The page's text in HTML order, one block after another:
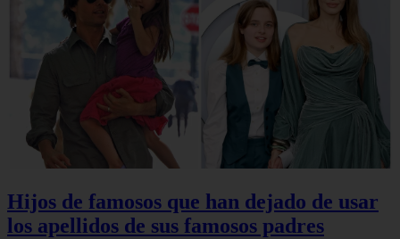
Hijos de famosos que han dejado de usar
los apellidos de sus famosos padres